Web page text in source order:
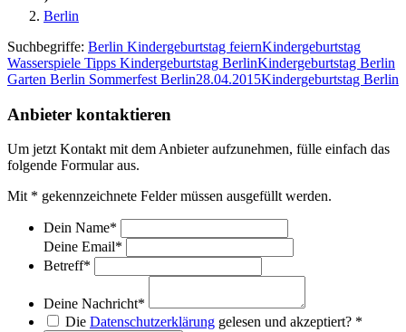
Berlin
Suchbegriffe: Berlin Kindergeburtstag feiernKindergeburtstag
Wasserspiele Tipps Kindergeburtstag BerlinKindergeburtstag Berlin
Garten Berlin Sommerfest Berlin28.04.2015Kindergeburtstag Berlin
Anbieter kontaktieren
Um jetzt Kontakt mit dem Anbieter aufzunehmen, fülle einfach das
folgende Formular aus.
Mit * gekennzeichnete Felder müssen ausgefüllt werden.
Dein Name*
Deine Email*
Betreff*
Deine Nachricht*
Die Datenschutzerklärung gelesen und akzeptiert? *